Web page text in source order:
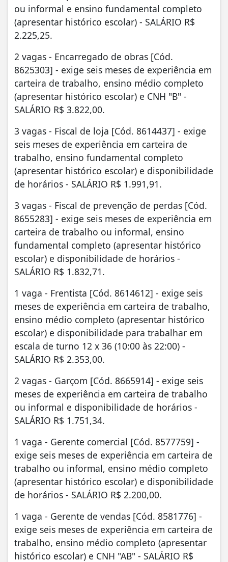
ou informal e ensino fundamental completo
(apresentar histórico escolar) - SALÁRIO R$
2.225,25.
2 vagas - Encarregado de obras [Cód.
8625303] - exige seis meses de experiência em
carteira de trabalho, ensino médio completo
(apresentar histórico escolar) e CNH "B" -
SALÁRIO R$ 3.822,00.
3 vagas - Fiscal de loja [Cód. 8614437] - exige
seis meses de experiência em carteira de
trabalho, ensino fundamental completo
(apresentar histórico escolar) e disponibilidade
de horários - SALÁRIO R$ 1.991,91.
3 vagas - Fiscal de prevenção de perdas [Cód.
8655283] - exige seis meses de experiência em
carteira de trabalho ou informal, ensino
fundamental completo (apresentar histórico
escolar) e disponibilidade de horários -
SALÁRIO R$ 1.832,71.
1 vaga - Frentista [Cód. 8614612] - exige seis
meses de experiência em carteira de trabalho,
ensino médio completo (apresentar histórico
escolar) e disponibilidade para trabalhar em
escala de turno 12 x 36 (10:00 às 22:00) -
SALÁRIO R$ 2.353,00.
2 vagas - Garçom [Cód. 8665914] - exige seis
meses de experiência em carteira de trabalho
ou informal e disponibilidade de horários -
SALÁRIO R$ 1.751,34.
1 vaga - Gerente comercial [Cód. 8577759] -
exige seis meses de experiência em carteira de
trabalho ou informal, ensino médio completo
(apresentar histórico escolar) e disponibilidade
de horários - SALÁRIO R$ 2.200,00.
1 vaga - Gerente de vendas [Cód. 8581776] -
exige seis meses de experiência em carteira de
trabalho, ensino médio completo (apresentar
histórico escolar) e CNH "AB" - SALÁRIO R$